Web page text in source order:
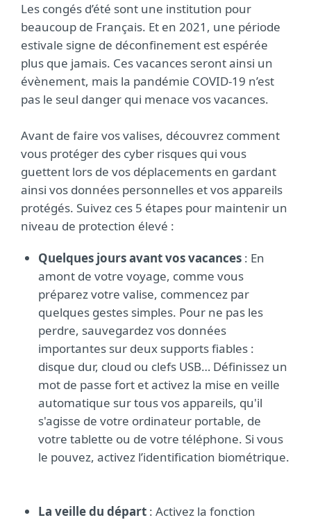
Les congés d’été sont une institution pour
beaucoup de Français. Et en 2021, une période
estivale signe de déconfinement est espérée
plus que jamais. Ces vacances seront ainsi un
évènement, mais la pandémie COVID-19 n’est
pas le seul danger qui menace vos vacances.
Avant de faire vos valises, découvrez comment
vous protéger des cyber risques qui vous
guettent lors de vos déplacements en gardant
ainsi vos données personnelles et vos appareils
protégés. Suivez ces 5 étapes pour maintenir un
niveau de protection élevé :
Quelques jours avant vos vacances : En
amont de votre voyage, comme vous
préparez votre valise, commencez par
quelques gestes simples. Pour ne pas les
perdre, sauvegardez vos données
importantes sur deux supports fiables :
disque dur, cloud ou clefs USB… Définissez un
mot de passe fort et activez la mise en veille
automatique sur tous vos appareils, qu'il
s'agisse de votre ordinateur portable, de
votre tablette ou de votre téléphone. Si vous
le pouvez, activez l’identification biométrique.
La veille du départ : Activez la fonction